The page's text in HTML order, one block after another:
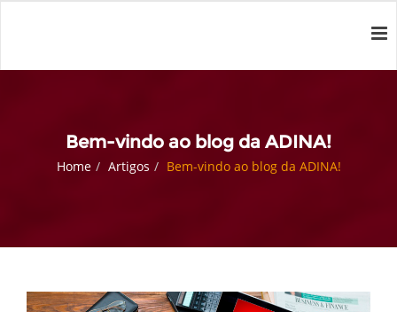
Bem-vindo ao blog da ADINA!
Home Artigos Bem-vindo ao blog da ADINA!